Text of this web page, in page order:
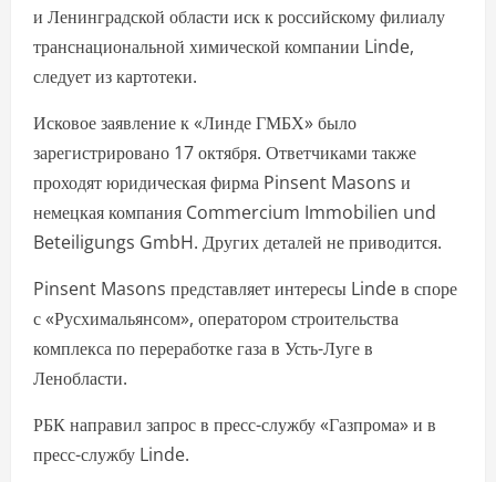
и Ленинградской области иск к российскому филиалу
транснациональной химической компании Linde,
следует из картотеки.
Исковое заявление к «Линде ГМБХ» было
зарегистрировано 17 октября. Ответчиками также
проходят юридическая фирма Pinsent Masons и
немецкая компания Commercium Immobilien und
Beteiligungs GmbH. Других деталей не приводится.
Pinsent Masons представляет интересы Linde в споре
с «Русхимальянсом», оператором строительства
комплекса по переработке газа в Усть-Луге в
Ленобласти.
РБК направил запрос в пресс-службу «Газпрома» и в
пресс-службу Linde.